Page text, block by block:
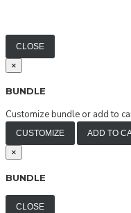
CLOSE
×
BUNDLE
Customize bundle or add to
CUSTOMIZE ADD TO
×
BUNDLE
CLOSE